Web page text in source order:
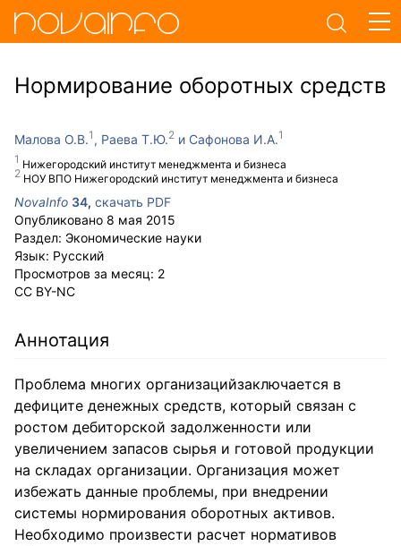
Нормирование оборотных средств
Малова О.В.
Нижегородский институт менеджмента и бизнеса
Раева Т.Ю.
НОУ ВПО Нижегородский институт менеджмента и бизнеса
Сафонова И.А.
NovaInfo 34, скачать PDF
Опубликовано 8 мая 2015
Раздел: Экономические науки
Язык: Русский
Просмотров за месяц: 2
CC BY-NC
Аннотация
Проблема многих организацийзаключается в
дефиците денежных средств, который связан с
ростом дебиторской задолженности или
увеличением запасов сырья и готовой продукции
на складах организации. Организация может
избежать данные проблемы, при внедрении
системы нормирования оборотных активов.
Необходимо произвести расчет нормативов